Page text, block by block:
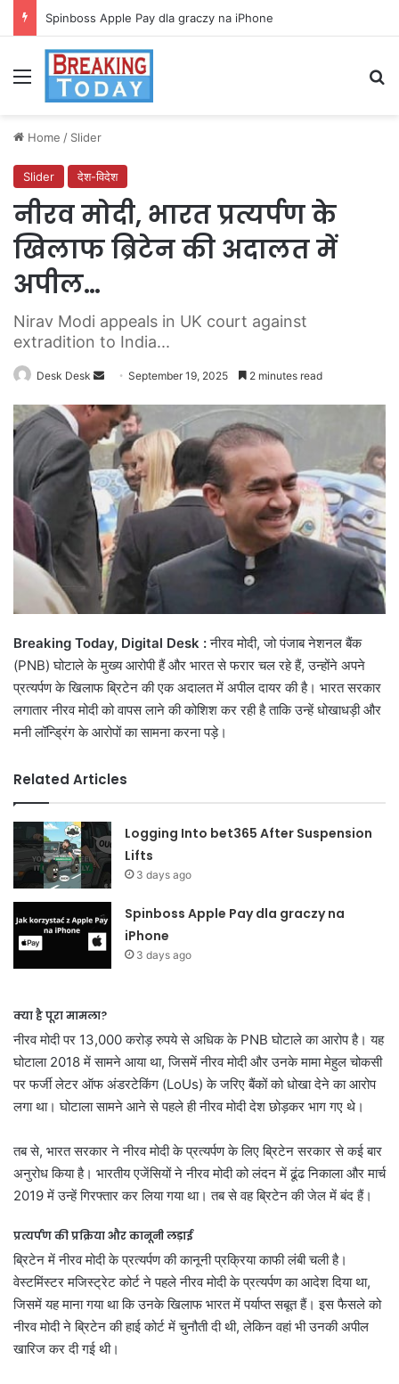
Spinboss Apple Pay dla graczy na iPhone
Menu
Home / Slider
Slider देश-विदेश
नीरव मोदी, भारत प्रत्यर्पण के
खिलाफ ब्रिटेन की अदालत में
अपील…
Nirav Modi appeals in UK court against
extradition to India...
Desk Desk
Send
email
September 19, 2025 2 minutes read
Breaking Today, Digital Desk :नीरव मोदी, जो पंजाब नेशनल बैंक
(PNB) घोटाले के मुख्य आरोपी हैं और भारत से फरार चल रहे हैं, उन्होंने अपने
प्रत्यर्पण के खिलाफ ब्रिटेन की एक अदालत में अपील दायर की है। भारत सरकार
लगातार नीरव मोदी को वापस लाने की कोशिश कर रही है ताकि उन्हें धोखाधड़ी और
मनी लॉन्ड्रिंग के आरोपों का सामना करना पड़े।
Related Articles
Logging Into bet365 After Suspension
Lifts
3 days ago
Spinboss Apple Pay dla graczy na
iPhone
3 days ago
क्या है पूरा मामला?
नीरव मोदी पर 13,000 करोड़ रुपये से अधिक के PNB घोटाले का आरोप है। यह
घोटाला 2018 में सामने आया था, जिसमें नीरव मोदी और उनके मामा मेहुल चोकसी
पर फर्जी लेटर ऑफ अंडरटेकिंग (LoUs) के जरिए बैंकों को धोखा देने का आरोप
लगा था। घोटाला सामने आने से पहले ही नीरव मोदी देश छोड़कर भाग गए थे।
तब से, भारत सरकार ने नीरव मोदी के प्रत्यर्पण के लिए ब्रिटेन सरकार से कई बार
अनुरोध किया है। भारतीय एजेंसियों ने नीरव मोदी को लंदन में ढूंढ निकाला और मार्च
2019 में उन्हें गिरफ्तार कर लिया गया था। तब से वह ब्रिटेन की जेल में बंद हैं।
प्रत्यर्पण की प्रक्रिया और कानूनी लड़ाई
ब्रिटेन में नीरव मोदी के प्रत्यर्पण की कानूनी प्रक्रिया काफी लंबी चली है।
वेस्टमिंस्टर मजिस्ट्रेट कोर्ट ने पहले नीरव मोदी के प्रत्यर्पण का आदेश दिया था,
जिसमें यह माना गया था कि उनके खिलाफ भारत में पर्याप्त सबूत हैं। इस फैसले को
नीरव मोदी ने ब्रिटेन की हाई कोर्ट में चुनौती दी थी, लेकिन वहां भी उनकी अपील
खारिज कर दी गई थी।